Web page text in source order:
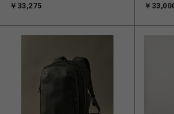
￥33,275
￥